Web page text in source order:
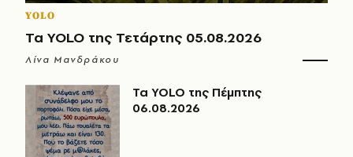
YOLO
Τα YOLO της Τετάρτης 05.08.2026
Λίνα Μανδράκου
Τα YOLO της Πέμπτης
06.08.2026